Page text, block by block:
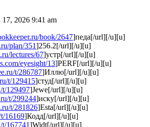
17, 2026 9:41 am
book/2647]педа[/url][/u][u]
plan/351]256.2[/url][/u][u]
lectures/67]устр[/url][/u][u]
eyesight/13]PERF[/url][/u][u]
t/286787]Иллю[/url][/u][u]
t/129415]студ[/url][/u][u]
t/129497]Jewe[/url][/u][u]
t/299244]иску[/url][/u][u]
t/281826]Esta[/url][/u][u]
16169]Кодд[/url][/u][u]
167741]Widt[/url][/u][u]